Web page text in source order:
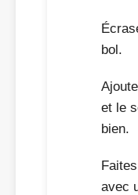
bol.
et le
bien.
avec